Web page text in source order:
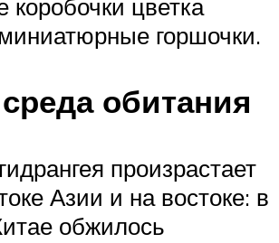
цветка
горшочки.
обитания
произрастает
Азии и на востоке: в
обжилось